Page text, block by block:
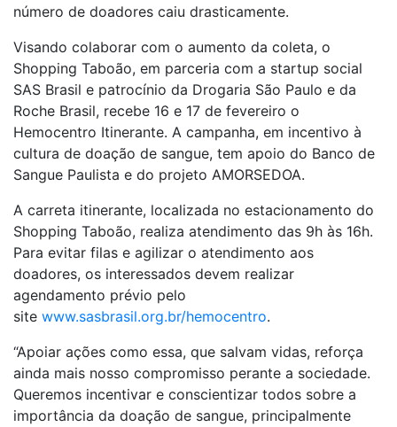
número de doadores caiu drasticamente.
Visando colaborar com o aumento da coleta, o
Shopping Taboão, em parceria com a startup social
SAS Brasil e patrocínio da Drogaria São Paulo e da
Roche Brasil, recebe 16 e 17 de fevereiro o
Hemocentro Itinerante. A campanha, em incentivo à
cultura de doação de sangue, tem apoio do Banco de
Sangue Paulista e do projeto AMORSEDOA.
A carreta itinerante, localizada no estacionamento do
Shopping Taboão, realiza atendimento das 9h às 16h.
Para evitar filas e agilizar o atendimento aos
doadores, os interessados devem realizar
agendamento prévio pelo
site www.sasbrasil.org.br/hemocentro.
“Apoiar ações como essa, que salvam vidas, reforça
ainda mais nosso compromisso perante a sociedade.
Queremos incentivar e conscientizar todos sobre a
importância da doação de sangue, principalmente